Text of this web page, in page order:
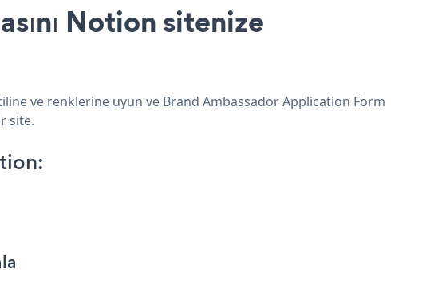
Notion sitenize
ve renklerine uyun ve Brand Ambassador Application Form
site.